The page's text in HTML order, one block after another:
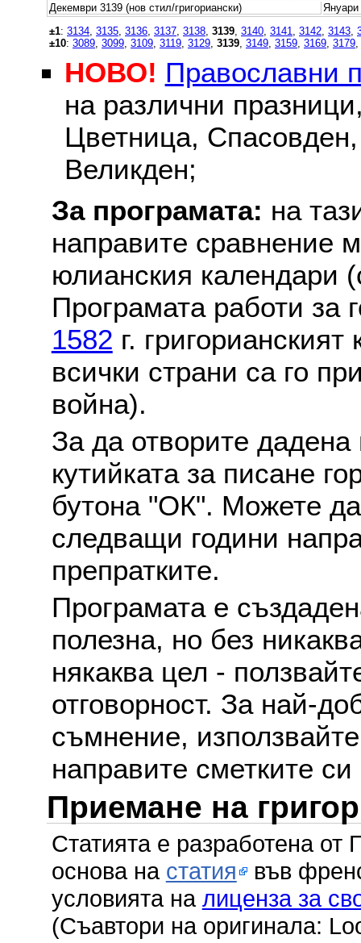
Декември 3139 (нов стил/григориански)
Януари
±1: 3134 3135 3136 3137 3138 3139 3140 3141 3142 3143
±10: 3089 3099 3109 3119 3129 3139 3149 3159 3169 3179
НОВО! Православни
на различни
Цветница, Спасовден,
Великден;
За програмата: на
направите сравнение
юлианския календари
Програмата работи за
1582 г.
всички страни са го
война).
За да отворите
кутийката за писане
бутона "ОК". Можете
следващи години
препратките.
Програмата е
полезна, но без
някаква цел -
отговорност. За най-
съмнение,
направите сметките
Приемане на
Статията е разработена
основа на статия във
условията на лиценза за
(Съавтори на оригинала: